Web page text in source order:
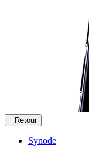
Retour
Synode